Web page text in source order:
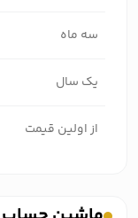
سه ماه
یک سال
از اولین قیمت